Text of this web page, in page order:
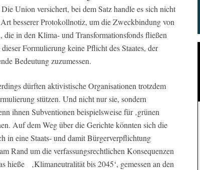
Union versichert, bei dem Satz handle es sich nicht
besserer Protokollnotiz, um die Zweckbindung von
in den Klima- und Transformationsfonds fließen
Formulierung keine Pflicht des Staates, der
Bedeutung zuzumessen.
dürften aktivistische Organisationen trotzdem
stützen. Und nicht nur sie, sondern
ihnen Subventionen beispielsweise für ‚grünen
Auf dem Weg über die Gerichte könnten sich die
in eine Staats- und damit Bürgerverpflichtung
Rand um die verfassungsrechtlichen Konsequenzen
hieße ‚Klimaneutralität bis 2045‘, gemessen an den